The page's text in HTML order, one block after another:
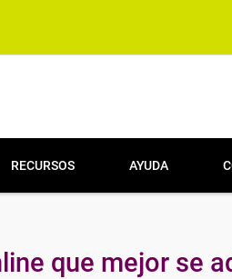
RECURSOS AYUDA
que mejor se